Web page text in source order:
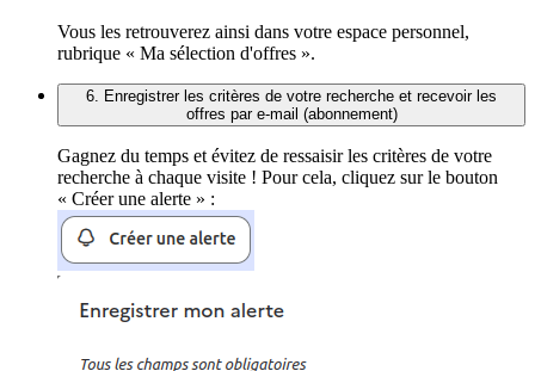
Vous les retrouverez ainsi dans votre espace personnel,
rubrique « Ma sélection d'offres ».
6. Enregistrer les critères de votre recherche et recevoir les
offres par e-mail (abonnement)
Gagnez du temps et évitez de ressaisir les critères de votre
recherche à chaque visite ! Pour cela, cliquez sur le bouton
« Créer une alerte » :